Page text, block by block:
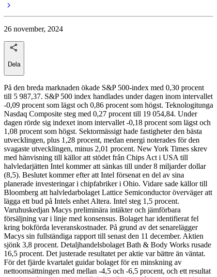
26 november, 2024
Dela
På den breda marknaden ökade S&P 500-index med 0,30 procent
till 5 987,37. S&P 500 index handlades under dagen inom intervallet
-0,09 procent som lägst och 0,86 procent som högst. Teknologitunga
Nasdaq Composite steg med 0,27 procent till 19 054,84. Under
dagen rörde sig indexet inom intervallet -0,18 procent som lägst och
1,08 procent som högst. Sektormässigt hade fastigheter den bästa
utvecklingen, plus 1,28 procent, medan energi noterades för den
svagaste utvecklingen, minus 2,01 procent. New York Times skrev
med hänvisning till källor att stödet från Chips Act i USA till
halvledarjätten Intel kommer att sänkas till under 8 miljarder dollar
(8,5). Beslutet kommer efter att Intel försenat en del av sina
planerade investeringar i chipfabriker i Ohio. Vidare sade källor till
Bloomberg att halvledarbolaget Lattice Semiconductor överväger att
lägga ett bud på Intels enhet Altera. Intel steg 1,5 procent.
Varuhuskedjan Macys preliminära intäkter och jämförbara
försäljning var i linje med konsensus. Bolaget har identifierat fel
kring bokförda leveranskostnader. På grund av det senarelägger
Macys sin fullständiga rapport till senast den 11 december. Aktien
sjönk 3,8 procent. Detaljhandelsbolaget Bath & Body Works rusade
16,5 procent. Det justerade resultatet per aktie var bättre än väntat.
För det fjärde kvartalet guidar bolaget för en minskning av
nettoomsättningen med mellan -4,5 och -6,5 procent, och ett resultat